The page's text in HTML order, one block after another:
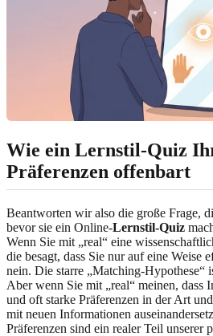
Wie ein Lernstil-Quiz
Präferenzen offenbart
Beantworten wir also die große Frage,
bevor sie ein Online-Lernstil-Quiz
Wenn Sie mit „real“ eine
die besagt, dass Sie nur auf eine Weise
nein. Die starre „Matching-Hypothese“
Aber wenn Sie mit „real“ meinen, dass
und oft starke Präferenzen in der Art
mit neuen Informationen
Präferenzen sind ein realer Teil unserer